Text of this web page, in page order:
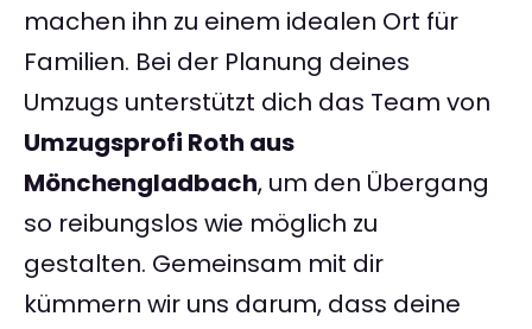
machen ihn zu einem idealen Ort für
Familien. Bei der Planung deines
Umzugs unterstützt dich das Team von
Umzugsprofi Roth aus
Mönchengladbach, um den Übergang
so reibungslos wie möglich zu
gestalten. Gemeinsam mit dir
kümmern wir uns darum, dass deine